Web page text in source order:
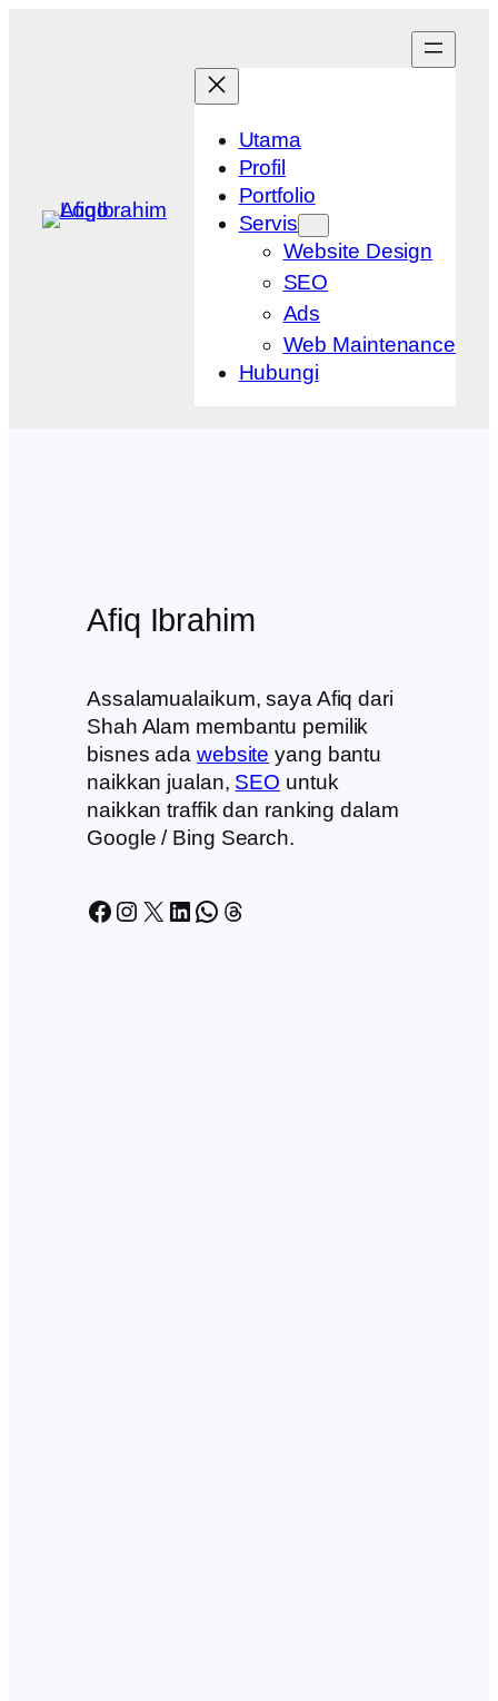
Utama
Profil
Portfolio
Servis
Website Design
SEO
Ads
Web Maintenance
Hubungi
Afiq Ibrahim
Assalamualaikum, saya Afiq dari
Shah Alam membantu pemilik
bisnes ada website yang bantu
naikkan jualan, SEO untuk
naikkan traffik dan ranking dalam
Google / Bing Search.
Facebook Instagram X LinkedIn WhatsApp Threads